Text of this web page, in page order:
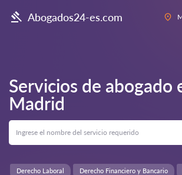
Abogados24-es.com
Servicios de abogado
Madrid
Derecho Laboral Derecho Financiero y Bancario